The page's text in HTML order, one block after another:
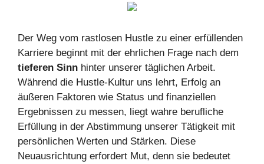
Der Weg vom rastlosen Hustle zu einer erfüllenden
Karriere beginnt mit der ehrlichen Frage nach dem
tieferen Sinn hinter unserer täglichen Arbeit.
Während die Hustle-Kultur uns lehrt, Erfolg an
äußeren Faktoren wie Status und finanziellen
Ergebnissen zu messen, liegt wahre berufliche
Erfüllung in der Abstimmung unserer Tätigkeit mit
persönlichen Werten und Stärken. Diese
Neuausrichtung erfordert Mut, denn sie bedeutet